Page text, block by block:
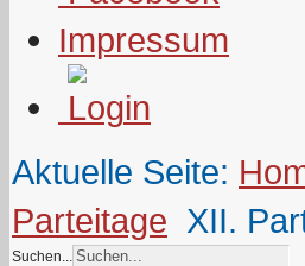
Impressum
Aktuelle Seite:
Parteitage XII.
Suchen...